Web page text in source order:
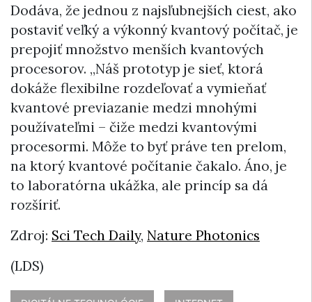
Dodáva, že jednou z najsľubnejších ciest, ako
postaviť veľký a výkonný kvantový počítač, je
prepojiť množstvo menších kvantových
procesorov. „Náš prototyp je sieť, ktorá
dokáže flexibilne rozdeľovať a vymieňať
kvantové previazanie medzi mnohými
používateľmi – čiže medzi kvantovými
procesormi. Môže to byť práve ten prelom,
na ktorý kvantové počítanie čakalo. Áno, je
to laboratórna ukážka, ale princíp sa dá
rozšíriť.
Zdroj: Sci Tech Daily, Nature Photonics
(LDS)